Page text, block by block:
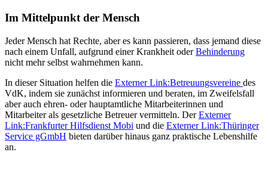
Im Mittelpunkt der Mensch
Jeder Mensch hat Rechte, aber es kann passieren, dass jemand diese
nach einem Unfall, aufgrund einer Krankheit oderBehinderung
nicht mehr selbst wahrnehmen kann.
In dieser Situation helfen die Externer Link:Betreuungsvereine des
VdK, indem sie zunächst informieren und beraten, im Zweifelsfall
aber auch ehren- oder hauptamtliche Mitarbeiterinnen und
Mitarbeiter als gesetzliche Betreuer vermitteln. DerExterner
Link:Frankfurter Hilfsdienst Mobi und die Externer Link:Thüringer
Service gGmbH bieten darüber hinaus ganz praktische Lebenshilfe
an.